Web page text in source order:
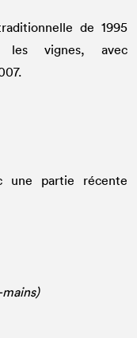
de 1995
vignes, avec
une partie récente